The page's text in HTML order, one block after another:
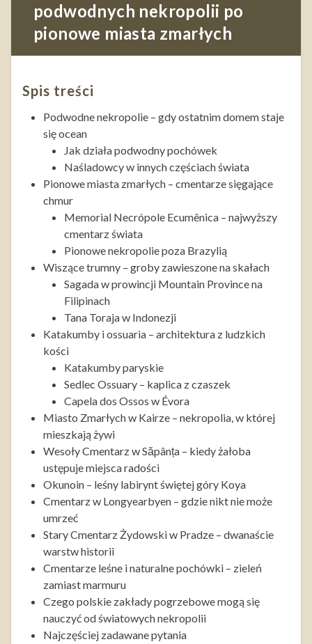
podwodnych nekropolii po
pionowe miasta zmarłych
Spis treści
Podwodne nekropolie – gdy ostatnim domem staje
się ocean
Jak działa podwodny pochówek
Naśladowcy w innych częściach świata
Pionowe miasta zmarłych – cmentarze sięgające
chmur
Memorial Necrópole Ecumênica – najwyższy
cmentarz świata
Pionowe nekropolie poza Brazylią
Wiszące trumny – groby zawieszone na skałach
Sagada w prowincji Mountain Province na
Filipinach
Tana Toraja w Indonezji
Katakumby i ossuaria – architektura z ludzkich
kości
Katakumby paryskie
Sedlec Ossuary – kaplica z czaszek
Capela dos Ossos w Évora
Miasto Zmarłych w Kairze – nekropolia, w której
mieszkają żywi
Wesoły Cmentarz w Săpânța – kiedy żałoba
ustępuje miejsca radości
Okunoin – leśny labirynt świętej góry Koya
Cmentarz w Longyearbyen – gdzie nikt nie może
umrzeć
Stary Cmentarz Żydowski w Pradze – dwanaście
warstw historii
Cmentarze leśne i naturalne pochówki – zieleń
zamiast marmuru
Czego polskie zakłady pogrzebowe mogą się
nauczyć od światowych nekropolii
Najczęściej zadawane pytania